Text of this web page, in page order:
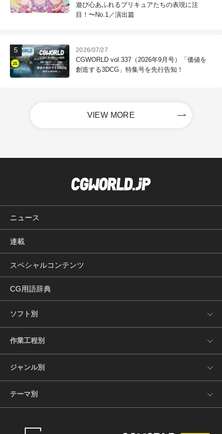
遊び心あふれるプリキュアたちの表現に注
目！〜No.1／演出篇
2026/07/27
CGWORLD vol.337（2026年9月号）「価値を
創造する3DCG」特集号を先行告知！
VIEW MORE
ニュース
連載
スペシャルコンテンツ
CG用語辞典
ソフト別
作業工程別
ジャンル別
テーマ別